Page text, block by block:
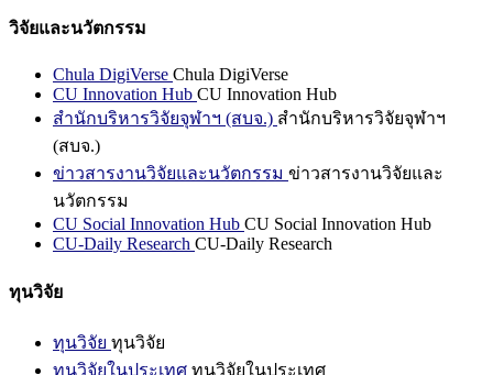
วิจัยและนวัตกรรม
Chula DigiVerse Chula DigiVerse
CU Innovation Hub CU Innovation Hub
สำนักบริหารวิจัยจุฬาฯ (สบจ.) สำนักบริหารวิจัยจุฬาฯ
(สบจ.)
ข่าวสารงานวิจัยและนวัตกรรม ข่าวสารงานวิจัยและ
นวัตกรรม
CU Social Innovation Hub CU Social Innovation Hub
CU-Daily Research CU-Daily Research
ทุนวิจัย
ทุนวิจัย ทุนวิจัย
ทุนวิจัยในประเทศ ทุนวิจัยในประเทศ